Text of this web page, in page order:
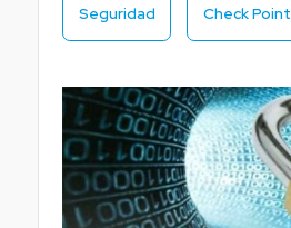
Seguridad Check Point